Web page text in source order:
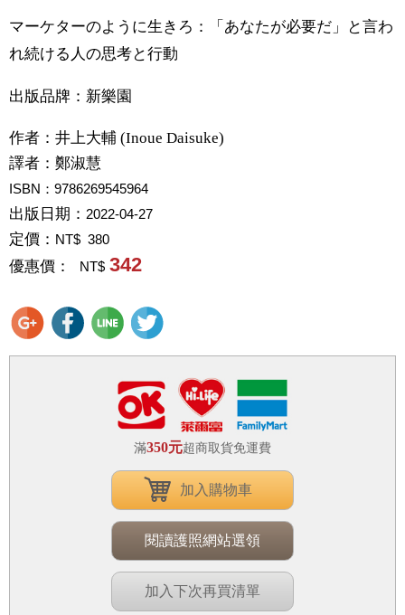
マーケターのように生きろ：「あなたが必要だ」と言わ
れ続ける人の思考と行動
出版品牌：新樂園
作者： 井上大輔 (Inoue Daisuke)
譯者： 鄭淑慧
ISBN：9786269545964
出版日期： 2022-04-27
定價： NT$ 380
優惠價： NT$ 342
滿350元超商取貨免運費
加入購物車
閱讀護照網站選領
加入下次再買清單